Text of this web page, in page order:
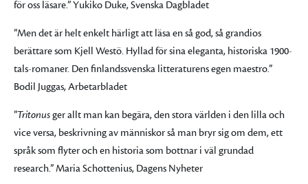
för oss läsare.” Yukiko Duke, Svenska Dagbladet
”Men det är helt enkelt härligt att läsa en så god, så grandios
berättare som Kjell Westö. Hyllad för sina eleganta, historiska 1900-
tals-romaner. Den finlandssvenska litteraturens egen maestro.”
Bodil Juggas, Arbetarbladet
”Tritonusger allt man kan begära, den stora världen i den lilla och
vice versa, beskrivning av människor så man bryr sig om dem, ett
språk som flyter och en historia som bottnar i väl grundad
research.” Maria Schottenius, Dagens Nyheter